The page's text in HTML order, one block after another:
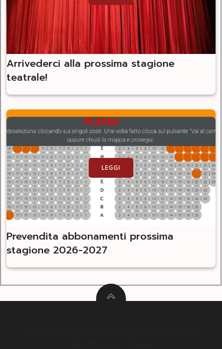
Arrivederci alla prossima stagione
teatrale!
LEGGI
Prevendita abbonamenti prossima
stagione 2026-2027